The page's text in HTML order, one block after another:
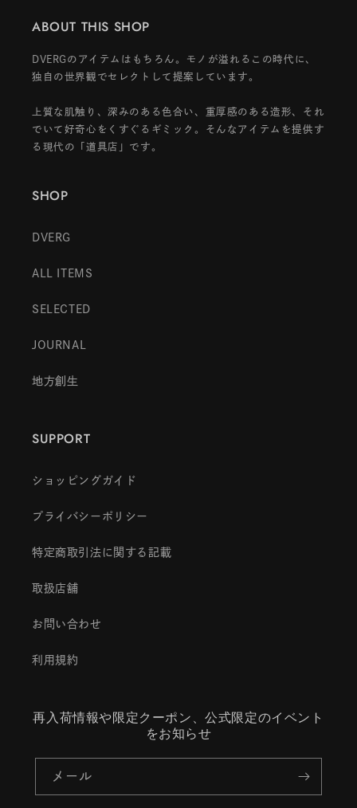
ABOUT THIS SHOP
DVERGのアイテムはもちろん。モノが溢れるこの時代に、
独自の世界観でセレクトして提案しています。
上質な肌触り、深みのある色合い、重厚感のある造形、それ
でいて好奇心をくすぐるギミック。そんなアイテムを提供す
る現代の「道具店」です。
SHOP
DVERG
ALL ITEMS
SELECTED
JOURNAL
地方創生
SUPPORT
ショッピングガイド
プライバシーポリシー
特定商取引法に関する記載
取扱店舗
お問い合わせ
利用規約
再入荷情報や限定クーポン、公式限定のイベント
をお知らせ
メール